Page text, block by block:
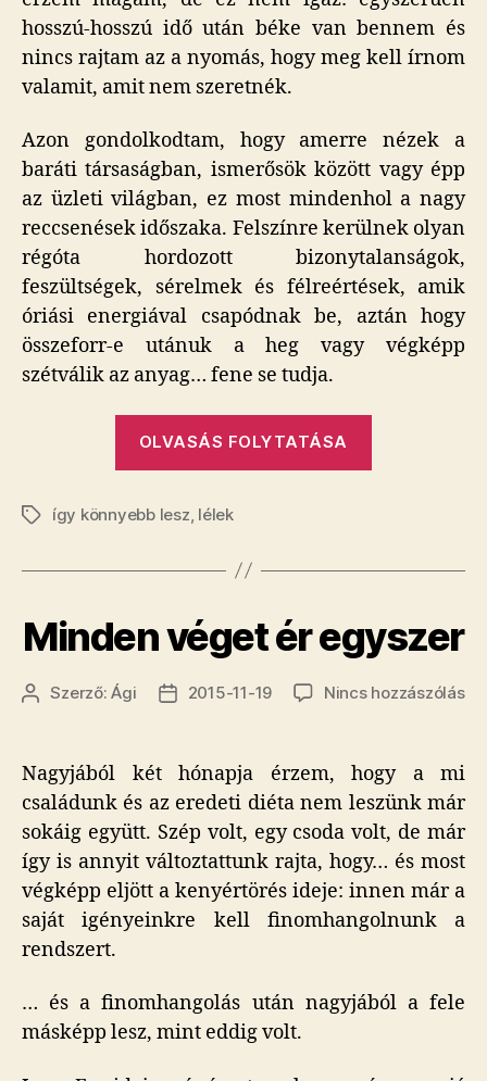
hosszú-hosszú idő után béke van bennem és
nincs rajtam az a nyomás, hogy meg kell írnom
valamit, amit nem szeretnék.
Azon gondolkodtam, hogy amerre nézek a
baráti társaságban, ismerősök között vagy épp
az üzleti világban, ez most mindenhol a nagy
reccsenések időszaka. Felszínre kerülnek olyan
régóta hordozott bizonytalanságok,
feszültségek, sérelmek és félreértések, amik
óriási energiával csapódnak be, aztán hogy
összeforr-e utánuk a heg vagy végképp
szétválik az anyag… fene se tudja.
OLVASÁS FOLYTATÁSA
Címkékígy könnyebb lesz lélek
Minden véget ér egyszer
Bejegyzés
Szerző:Ági
Bejegyzés
2015-11-19 Nincs hozzászólás
Nagyjából két hónapja érzem, hogy a mi
családunk és az eredeti diéta nem leszünk már
sokáig együtt. Szép volt, egy csoda volt, de már
így is annyit változtattunk rajta, hogy… és most
végképp eljött a kenyértörés ideje: innen már a
saját igényeinkre kell finomhangolnunk a
rendszert.
… és a finomhangolás után nagyjából a fele
másképp lesz, mint eddig volt.